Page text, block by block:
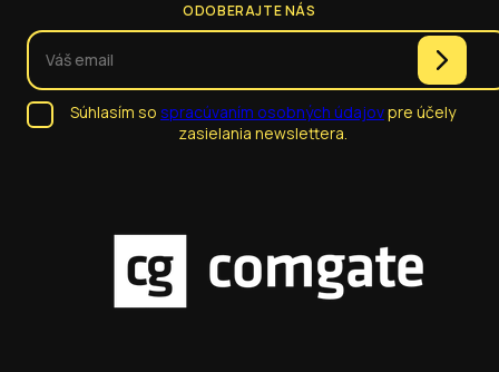
ODOBERAJTE NÁS
Súhlasím so spracúvaním osobných údajovpre účely
zasielania newslettera.